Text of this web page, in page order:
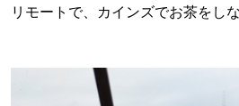
リモートで、カインズでお茶をし